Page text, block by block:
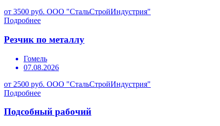
от 3500 руб. ООО "СтальСтройИндустрия"
Подробнее
Резчик по металлу
Гомель
07.08.2026
от 2500 руб. ООО "СтальСтройИндустрия"
Подробнее
Подсобный рабочий